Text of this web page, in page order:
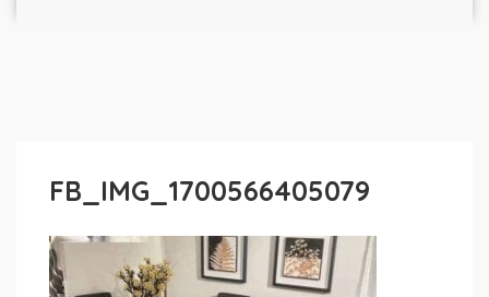
FB_IMG_1700566405079